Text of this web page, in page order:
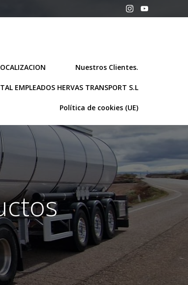
Nuestros Clientes.
EMPLEADOS HERVAS TRANSPORT S.L
Política de cookies (UE)